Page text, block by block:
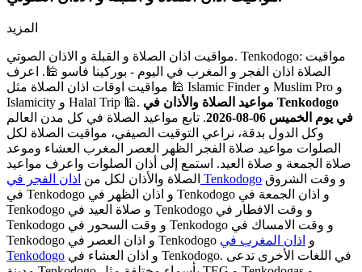
المزيد
مواقيت اذان الصلاة و القبلة و الاذان الصوتي. Tenkodogo: مواقيت
الصلاة اذان الفجر و المغرب في اليوم - بوركينا فاسو 🕌. اعرف
مواقيت اوقات اذان الصلاة مثل 🕌 Islamic Finder و Muslim Pro و
Islamicity و Halal Trip 🕌. مواعيد الصلاة والأذان في Tenkodogo
في يوم الخميس 06-08-2026
. تابع مواعيد الصلاة في كل مدن العالم
وكل الدول بدقة، نراعي التوقيت الصيفي، مواقيت الصلاة لكل
الصلوات مواعيد صلاة الفجر الظهر العصر المغرب العشاء وموعد
صلاة الجمعة و صلاة العيد. استمع إلى أذان الصلوات واعرف مواعيد
الصلاة والأذان لكل من اذان الفجر في Tenkodogo
في Tenkodogo و اذان الظهر في Tenkodogo و اذان الجمعة في
Tenkodogo و صلاة العيد في Tenkodogo و وقت الافطار في
Tenkodogo و وقت السحور في Tenkodogo و وقت الامساك في
Tenkodogo و اذان العصر في Tenkodogo و اذان المغرب في
Tenkodogo